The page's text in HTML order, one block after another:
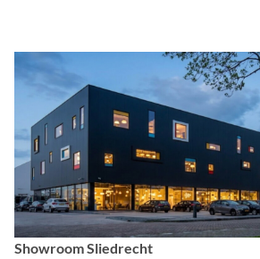
Showroom Sliedrecht